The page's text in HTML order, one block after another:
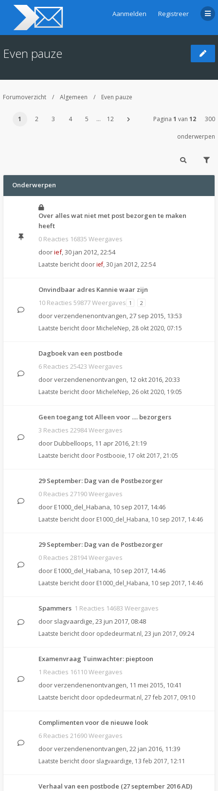
Aanmelden Registreer
Even pauze
Forumoverzicht Algemeen Even pauze
1 2 3 4 5 … 12 Pagina 1 van 12 300
onderwerpen
Onderwerpen
Over alles wat niet met post bezorgen te maken
heeft
0 Reacties 16835 Weergaves
doorief,30 jan 2012, 22:54
Laatste bericht doorief, 30 jan 2012, 22:54
Onvindbaar adres Kannie waar zijn
10 Reacties 59877 Weergaves 1 2
doorverzendenenontvangen,27 sep 2015, 13:53
Laatste bericht door MicheleNep, 28 okt 2020, 07:15
Dagboek van een postbode
6 Reacties 25423 Weergaves
doorverzendenenontvangen, 12 okt 2016, 20:33
Laatste bericht door MicheleNep, 26 okt 2020, 19:05
Geen toegang tot Alleen voor .... bezorgers
3 Reacties 22984 Weergaves
door Dubbelloops, 11 apr 2016, 21:19
Laatste bericht door Postbooie, 17 okt 2017, 21:05
29 September: Dag van de Postbezorger
0 Reacties 27190 Weergaves
door E1000_del_Habana, 10 sep 2017, 14:46
Laatste bericht door E1000_del_Habana, 10 sep 2017, 14:46
29 September: Dag van de Postbezorger
0 Reacties 28194 Weergaves
door E1000_del_Habana, 10 sep 2017, 14:46
Laatste bericht door E1000_del_Habana, 10 sep 2017, 14:46
Spammers 1 Reacties 14683 Weergaves
door slagvaardige,23 jun 2017, 08:48
Laatste bericht door opdedeurmat.nl, 23 jun 2017, 09:24
Examenvraag Tuinwachter: pieptoon
1 Reacties 16110 Weergaves
doorverzendenenontvangen, 11 mei 2015, 10:41
Laatste bericht door opdedeurmat.nl, 27 feb 2017, 09:10
Complimenten voor de nieuwe look
6 Reacties 21690 Weergaves
doorverzendenenontvangen,22 jan 2016, 11:39
Laatste bericht door slagvaardige, 13 feb 2017, 12:11
Verhaal van een postbode (27 september 2016 AD)